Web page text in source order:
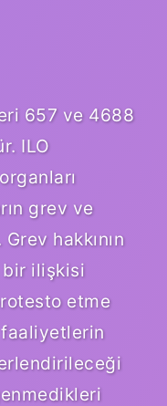
657 ve 4688
ILO
grev ve
hakkının
ilişkisi
etme
faaliyetlerin